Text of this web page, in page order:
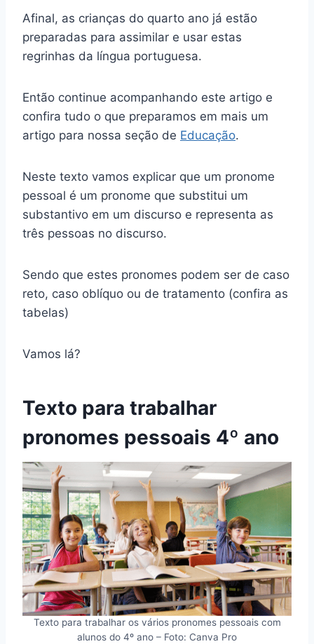
Afinal, as crianças do quarto ano já estão
preparadas para assimilar e usar estas
regrinhas da língua portuguesa.
Então continue acompanhando este artigo e
confira tudo o que preparamos em mais um
artigo para nossa seção de Educação.
Neste texto vamos explicar que um pronome
pessoal é um pronome que substitui um
substantivo em um discurso e representa as
três pessoas no discurso.
Sendo que estes pronomes podem ser de caso
reto, caso oblíquo ou de tratamento (confira as
tabelas)
Vamos lá?
Texto para trabalhar
pronomes pessoais 4º ano
Texto para trabalhar os vários pronomes pessoais com
alunos do 4º ano – Foto: Canva Pro